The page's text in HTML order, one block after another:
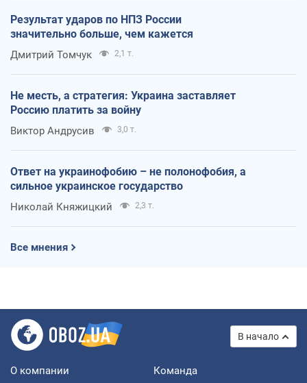
Результат ударов по НПЗ России
значительно больше, чем кажется
Дмитрий Томчук 2,1 т.
Не месть, а стратегия: Украина заставляет
Россию платить за войну
Виктор Андрусив 3,0 т.
Ответ на украинофобию – не полонофобия, а
сильное украинское государство
Николай Княжицкий 2,3 т.
Все мнения
В начало
О компании Команда